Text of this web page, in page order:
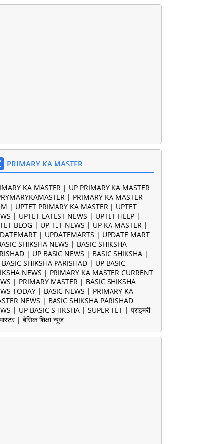
PRIMARY KA MASTER
KA MASTER | UP PRIMARY KA MASTER
| PRIMARY KA MASTER
| UPTET PRIMARY KA MASTER | UPTET
| UPTET LATEST NEWS | UPTET HELP |
BLOG | UP TET NEWS | UP KA MASTER |
| UPDATEMARTS | UPDATE MART
SHIKSHA NEWS | BASIC SHIKSHA
| UP BASIC NEWS | BASIC SHIKSHA |
BASIC SHIKSHA PARISHAD | UP BASIC
NEWS | PRIMARY KA MASTER CURRENT
| PRIMARY MASTER | BASIC SHIKSHA
TODAY | BASIC NEWS | PRIMARY KA
NEWS | BASIC SHIKSHA PARISHAD
| UP BASIC SHIKSHA | SUPER TET | प्राइमरी
| बेसिक शिक्षा न्यूज